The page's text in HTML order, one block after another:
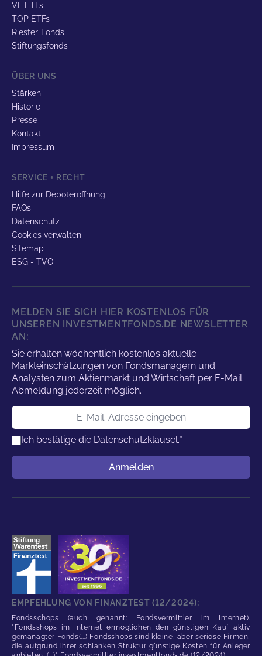
VL ETFs
TOP ETFs
Riester-Fonds
Stiftungsfonds
ÜBER UNS
Stärken
Historie
Presse
Kontakt
Impressum
SERVICE + RECHT
Hilfe zur Depoteröffnung
FAQs
Datenschutz
Cookies verwalten
Sitemap
ESG - TVO
MELDEN SIE SICH HIER KOSTENLOS FÜR
UNSEREN INVESTMENTFONDS.DE NEWSLETTER
AN:
Sie erhalten wöchentlich kostenlos aktuelle
Markteinschätzungen von Fondsmanagern und
Analysten zum Aktienmarkt und Wirtschaft per E-Mail.
Abmeldung jederzeit möglich.
E-Mail-Adresse
Ich bestätige die Datenschutzklausel.*
Anmelden
EMPFEHLUNG VON FINANZTEST (12/2024):
Fondsschops (auch genannt: Fondsvermittler im Internet).
"Fondsshops im Internet ermöglichen den günstigen Kauf aktiv
gemanagter Fonds(...) Fondsshops sind kleine, aber seriöse Firmen,
die aufgrund ihrer schlanken Struktur günstige Kosten für Anleger